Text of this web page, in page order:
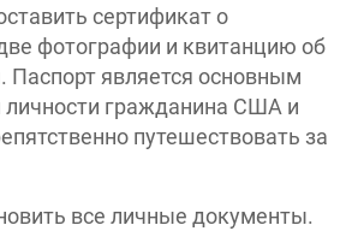
сертификат о
фотографии и квитанцию об
Паспорт является основным
личности гражданина США и
путешествовать за
все личные документы.